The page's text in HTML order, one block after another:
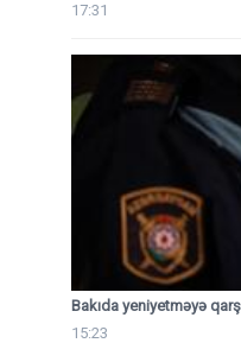
17:31
Bakıda yeniyetməyə
15:23